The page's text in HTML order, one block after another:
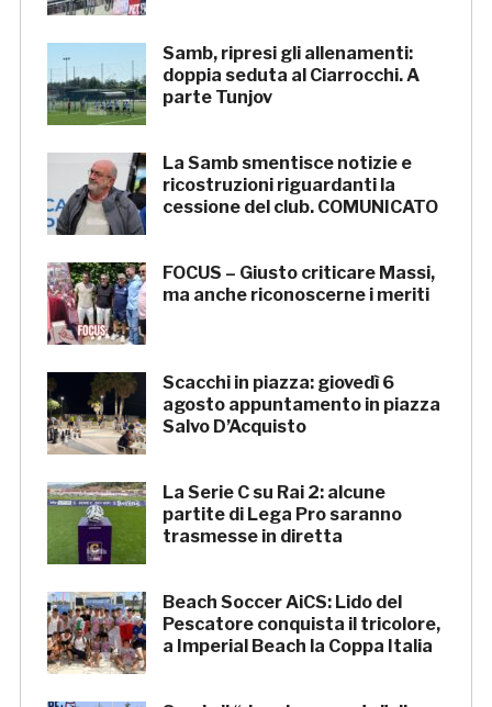
Samb, ripresi gli allenamenti:
doppia seduta al Ciarrocchi. A
parte Tunjov
La Samb smentisce notizie e
ricostruzioni riguardanti la
cessione del club. COMUNICATO
FOCUS – Giusto criticare Massi,
ma anche riconoscerne i meriti
Scacchi in piazza: giovedì 6
agosto appuntamento in piazza
Salvo D’Acquisto
La Serie C su Rai 2: alcune
partite di Lega Pro saranno
trasmesse in diretta
Beach Soccer AiCS: Lido del
Pescatore conquista il tricolore,
a Imperial Beach la Coppa Italia